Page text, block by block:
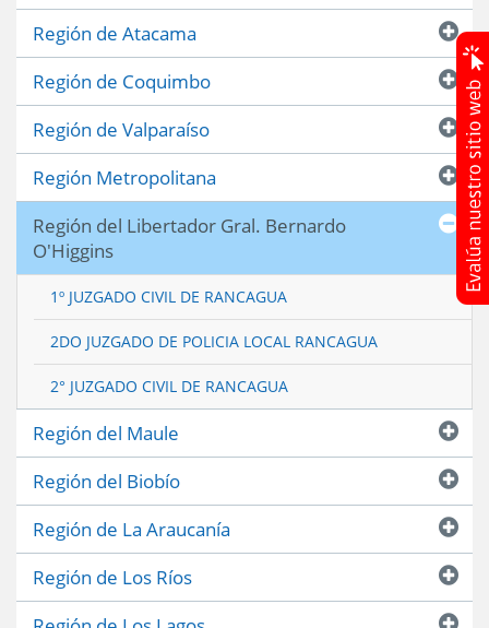
Región de Atacama
Región de Coquimbo
Región de Valparaíso
Región Metropolitana
Región del Libertador Gral. Bernardo
O'Higgins
1º JUZGADO CIVIL DE RANCAGUA
2DO JUZGADO DE POLICIA LOCAL RANCAGUA
2° JUZGADO CIVIL DE RANCAGUA
Región del Maule
Región del Biobío
Región de La Araucanía
Región de Los Ríos